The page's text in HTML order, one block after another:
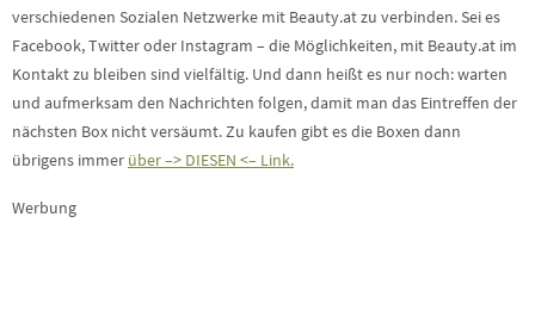
verschiedenen Sozialen Netzwerke mit Beauty.at zu verbinden. Sei es
Facebook, Twitter oder Instagram – die Möglichkeiten, mit Beauty.at im
Kontakt zu bleiben sind vielfältig. Und dann heißt es nur noch: warten
und aufmerksam den Nachrichten folgen, damit man das Eintreffen der
nächsten Box nicht versäumt. Zu kaufen gibt es die Boxen dann
übrigens immer über –> DIESEN <– Link.
Werbung